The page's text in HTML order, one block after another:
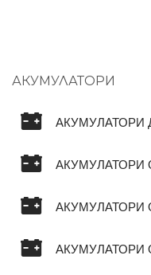
АКУМУЛАТОРИ
АКУМУЛАТОРИ
АКУМУЛАТОРИ
АКУМУЛАТОРИ
АКУМУЛАТОРИ